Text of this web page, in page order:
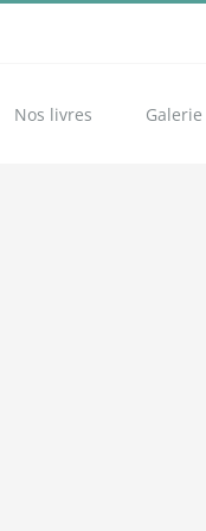
Nos livres Galerie